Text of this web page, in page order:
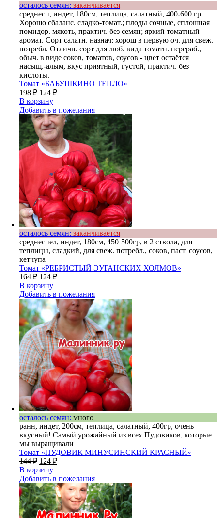
осталось семян: заканчивается
среднесп, индет, 180см, теплица, салатный, 400-600 гр.
Хорошо сбаланс. сладко-томат.; плоды сочные, сплошная
помидор. мякоть, практич. без семян; яркий томатный
аромат. Сорт салатн. назнач: хорош в первую оч. для свеж.
потребл. Отличн. сорт для люб. вида томатн. перераб.,
обыч. в виде соков, томатов, соусов - цвет остаётся
насыщ.-алым, вкус приятный, густой, практич. без
кислоты.
Томат «БАБУШКИНО ТЕПЛО»
198₽ 124 ₽
В корзину
Добавить в пожелания
осталось семян: заканчивается
среднеспел, индет, 180см, 450-500гр, в 2 ствола, для
теплицы, сладкий, для свеж. потребл., соков, паст, соусов,
кетчупа
Томат «РЕБРИСТЫЙ ЭУГАНСКИХ ХОЛМОВ»
164₽ 124 ₽
В корзину
Добавить в пожелания
осталось семян: много
ранн, индет, 200см, теплица, салатный, 400гр, очень
вкусный! Самый урожайный из всех Пудовиков, которые
мы выращивали
Томат «ПУДОВИК МИНУСИНСКИЙ КРАСНЫЙ»
144₽ 124 ₽
В корзину
Добавить в пожелания